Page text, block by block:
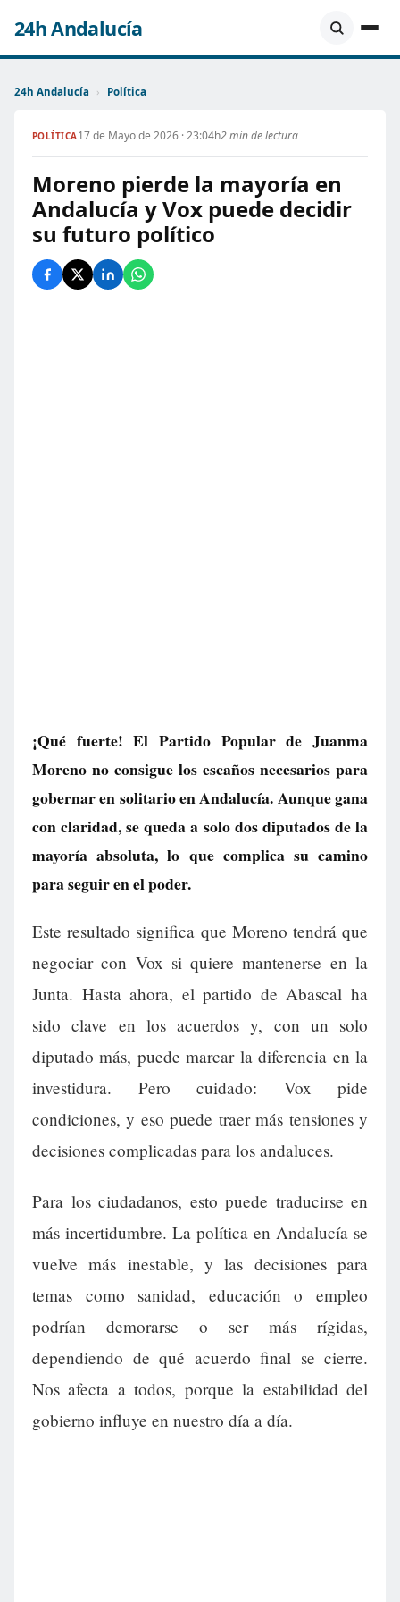
24h Andalucía
24h Andalucía › Política
POLÍTICA17 de Mayo de 2026 · 23:04h2 min de lectura
Moreno pierde la mayoría en
Andalucía y Vox puede decidir
su futuro político
¡Qué fuerte! El Partido Popular de Juanma
Moreno no consigue los escaños necesarios para
gobernar en solitario en Andalucía. Aunque gana
con claridad, se queda a solo dos diputados de la
mayoría absoluta, lo que complica su camino
para seguir en el poder.
Este resultado significa que Moreno tendrá que
negociar con Vox si quiere mantenerse en la
Junta. Hasta ahora, el partido de Abascal ha
sido clave en los acuerdos y, con un solo
diputado más, puede marcar la diferencia en la
investidura. Pero cuidado: Vox pide
condiciones, y eso puede traer más tensiones y
decisiones complicadas para los andaluces.
Para los ciudadanos, esto puede traducirse en
más incertidumbre. La política en Andalucía se
vuelve más inestable, y las decisiones para
temas como sanidad, educación o empleo
podrían demorarse o ser más rígidas,
dependiendo de qué acuerdo final se cierre.
Nos afecta a todos, porque la estabilidad del
gobierno influye en nuestro día a día.